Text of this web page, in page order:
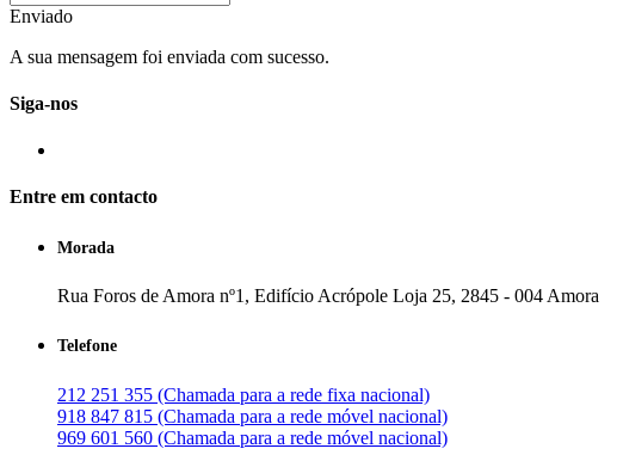
Enviado
A sua mensagem foi enviada com sucesso.
Siga-nos
Entre em contacto
Morada
Rua Foros de Amora nº1, Edifício Acrópole Loja 25, 2845 - 004 Amora
Telefone
212 251 355 (Chamada para a rede fixa nacional)
918 847 815 (Chamada para a rede móvel nacional)
969 601 560 (Chamada para a rede móvel nacional)